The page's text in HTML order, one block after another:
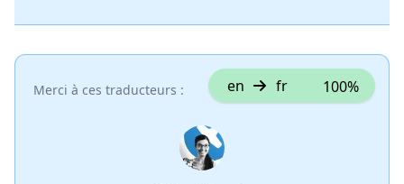
Merci à ces traducteurs : en fr 100%